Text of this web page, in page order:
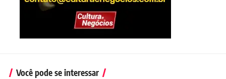
Você pode se interessar